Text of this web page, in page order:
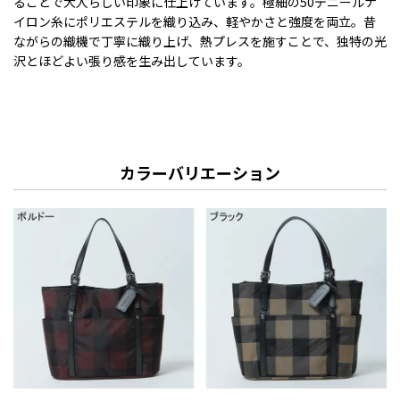
イロン糸にポリエステルを織り込み、軽やかさと強度を両立。昔
ながらの織機で丁寧に織り上げ、熱プレスを施すことで、独特の光
沢とほどよい張り感を生み出しています。
カラーバリエーション